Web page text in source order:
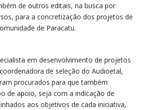
de outros editais, na busca por
para a concretização dos projetos de
de Paracatu.
em desenvolvimento de projetos
de seleção do Audioetal,
procurados para que também
de apoio, seja com a indicação de
aos objetivos de cada iniciativa,